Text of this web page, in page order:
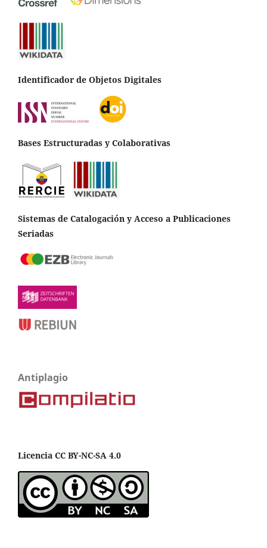
Identificador de Objetos Digitales
Bases Estructuradas y Colaborativas
Sistemas de Catalogación y Acceso a Publicaciones
Seriadas
Antiplagio
Licencia CC BY-NC-SA 4.0